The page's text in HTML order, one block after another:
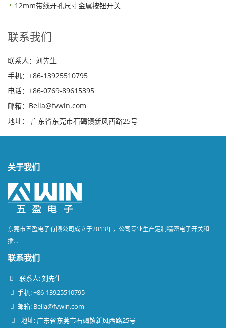
12mm带线开孔尺寸金属按钮开关
联系我们
联系人：刘先生
手机：+86-13925510795
电话：+86-0769-89615395
邮箱：Bella@fvwin.com
地址： 广东省东莞市石碣镇新风西路25号
关于我们
东莞市五盈电子有限公司成立于2013年，公司专业生产定制精密电子开关和
插...
联系我们
联系人: 刘先生
手机: +86-13925510795
邮箱: Bella@fvwin.com
地址: 广东省东莞市石碣镇新风西路25号